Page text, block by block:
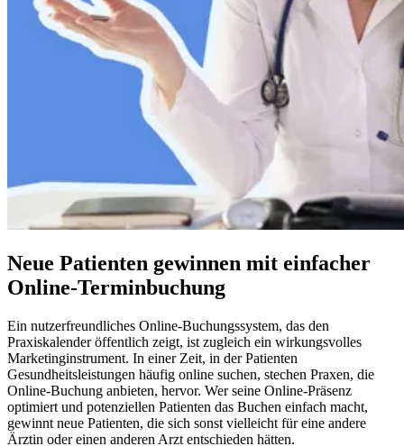
Neue Patienten gewinnen mit einfacher
Online-Terminbuchung
Ein nutzerfreundliches Online-Buchungssystem, das den
Praxiskalender öffentlich zeigt, ist zugleich ein wirkungsvolles
Marketinginstrument. In einer Zeit, in der Patienten
Gesundheitsleistungen häufig online suchen, stechen Praxen, die
Online-Buchung anbieten, hervor. Wer seine Online-Präsenz
optimiert und potenziellen Patienten das Buchen einfach macht,
gewinnt neue Patienten, die sich sonst vielleicht für eine andere
Ärztin oder einen anderen Arzt entschieden hätten.